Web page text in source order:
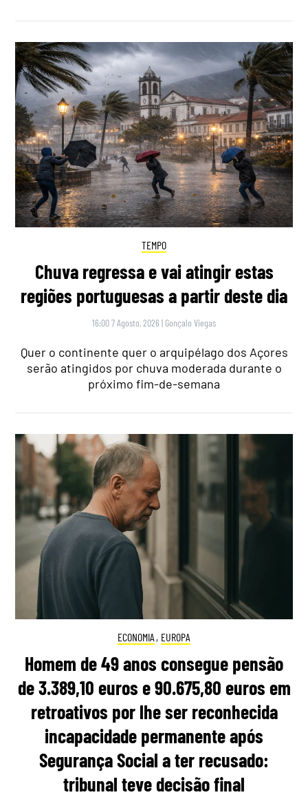
TEMPO
Chuva regressa e vai atingir estas
regiões portuguesas a partir deste dia
16:00 7 Agosto, 2026 | Gonçalo Viegas
Quer o continente quer o arquipélago dos Açores
serão atingidos por chuva moderada durante o
próximo fim-de-semana
ECONOMIA , EUROPA
Homem de 49 anos consegue pensão
de 3.389,10 euros e 90.675,80 euros em
retroativos por lhe ser reconhecida
incapacidade permanente após
Segurança Social a ter recusado:
tribunal teve decisão final